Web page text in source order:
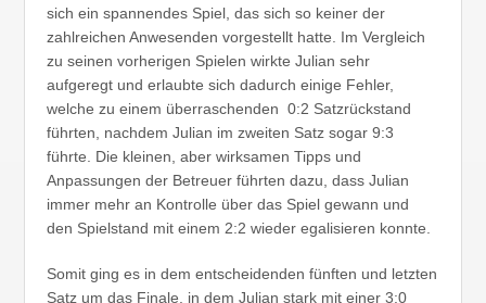
sich ein spannendes Spiel, das sich so keiner der
zahlreichen Anwesenden vorgestellt hatte. Im Vergleich
zu seinen vorherigen Spielen wirkte Julian sehr
aufgeregt und erlaubte sich dadurch einige Fehler,
welche zu einem überraschenden 0:2 Satzrückstand
führten, nachdem Julian im zweiten Satz sogar 9:3
führte. Die kleinen, aber wirksamen Tipps und
Anpassungen der Betreuer führten dazu, dass Julian
immer mehr an Kontrolle über das Spiel gewann und
den Spielstand mit einem 2:2 wieder egalisieren konnte.
Somit ging es in dem entscheidenden fünften und letzten
Satz um das Finale, in dem Julian stark mit einer 3:0